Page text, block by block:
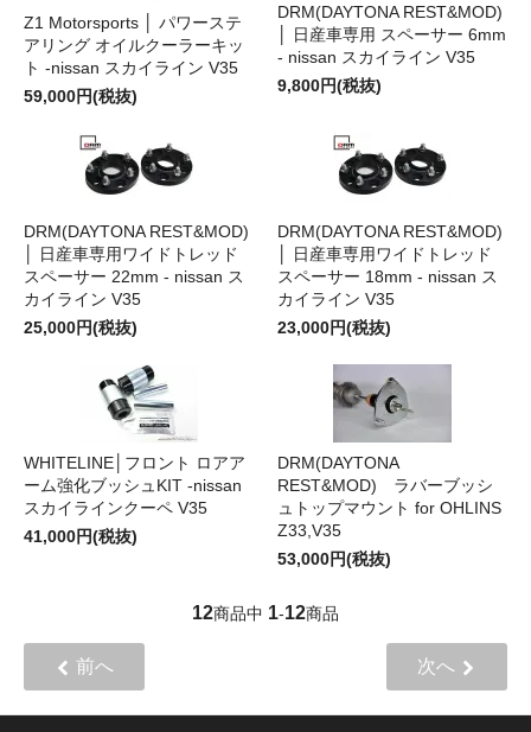
Z1 Motorsports │ パワーステ
アリング オイルクーラーキッ
ト -nissan スカイライン V35
59,000円(税抜)
DRM(DAYTONA REST&MOD)
│ 日産車専用 スペーサー 6mm
- nissan スカイライン V35
9,800円(税抜)
DRM(DAYTONA REST&MOD)
│ 日産車専用ワイドトレッド
スペーサー 22mm - nissan ス
カイライン V35
25,000円(税抜)
DRM(DAYTONA REST&MOD)
│ 日産車専用ワイドトレッド
スペーサー 18mm - nissan ス
カイライン V35
23,000円(税抜)
WHITELINE│フロント ロアア
ーム強化ブッシュKIT -nissan
スカイラインクーペ V35
41,000円(税抜)
DRM(DAYTONA
REST&MOD) ラバーブッシ
ュトップマウント for OHLINS
Z33,V35
53,000円(税抜)
12商品中 1-12商品
前へ 次へ